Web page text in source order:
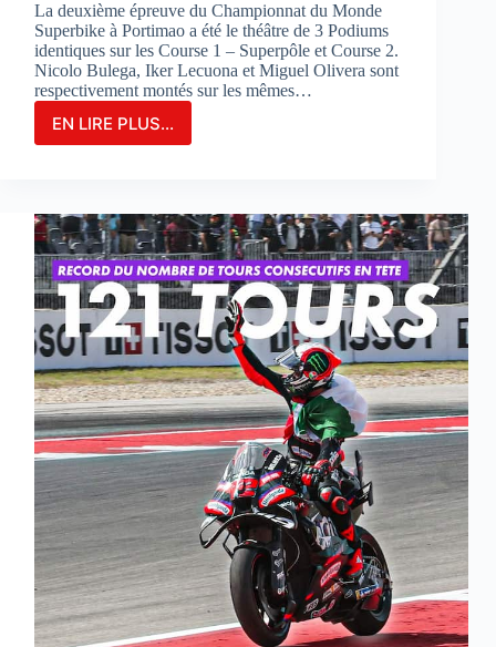
La deuxième épreuve du Championnat du Monde
Superbike à Portimao a été le théâtre de 3 Podiums
identiques sur les Course 1 – Superpôle et Course 2.
Nicolo Bulega, Iker Lecuona et Miguel Olivera sont
respectivement montés sur les mêmes…
EN LIRE PLUS...
CARTON
BULEGA
QUI
RÉALISE
UN
WEEK-
END
PARFAIT
À
PORTIMAO